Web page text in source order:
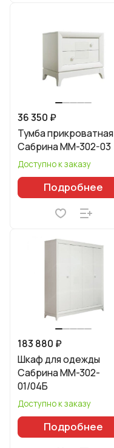
36 350 ₽
Тумба прикроватная
Сабрина ММ-302-03
Доступно к заказу
Подробнее
183 880 ₽
Шкаф для одежды
Сабрина ММ-302-
01/04Б
Доступно к заказу
Подробнее